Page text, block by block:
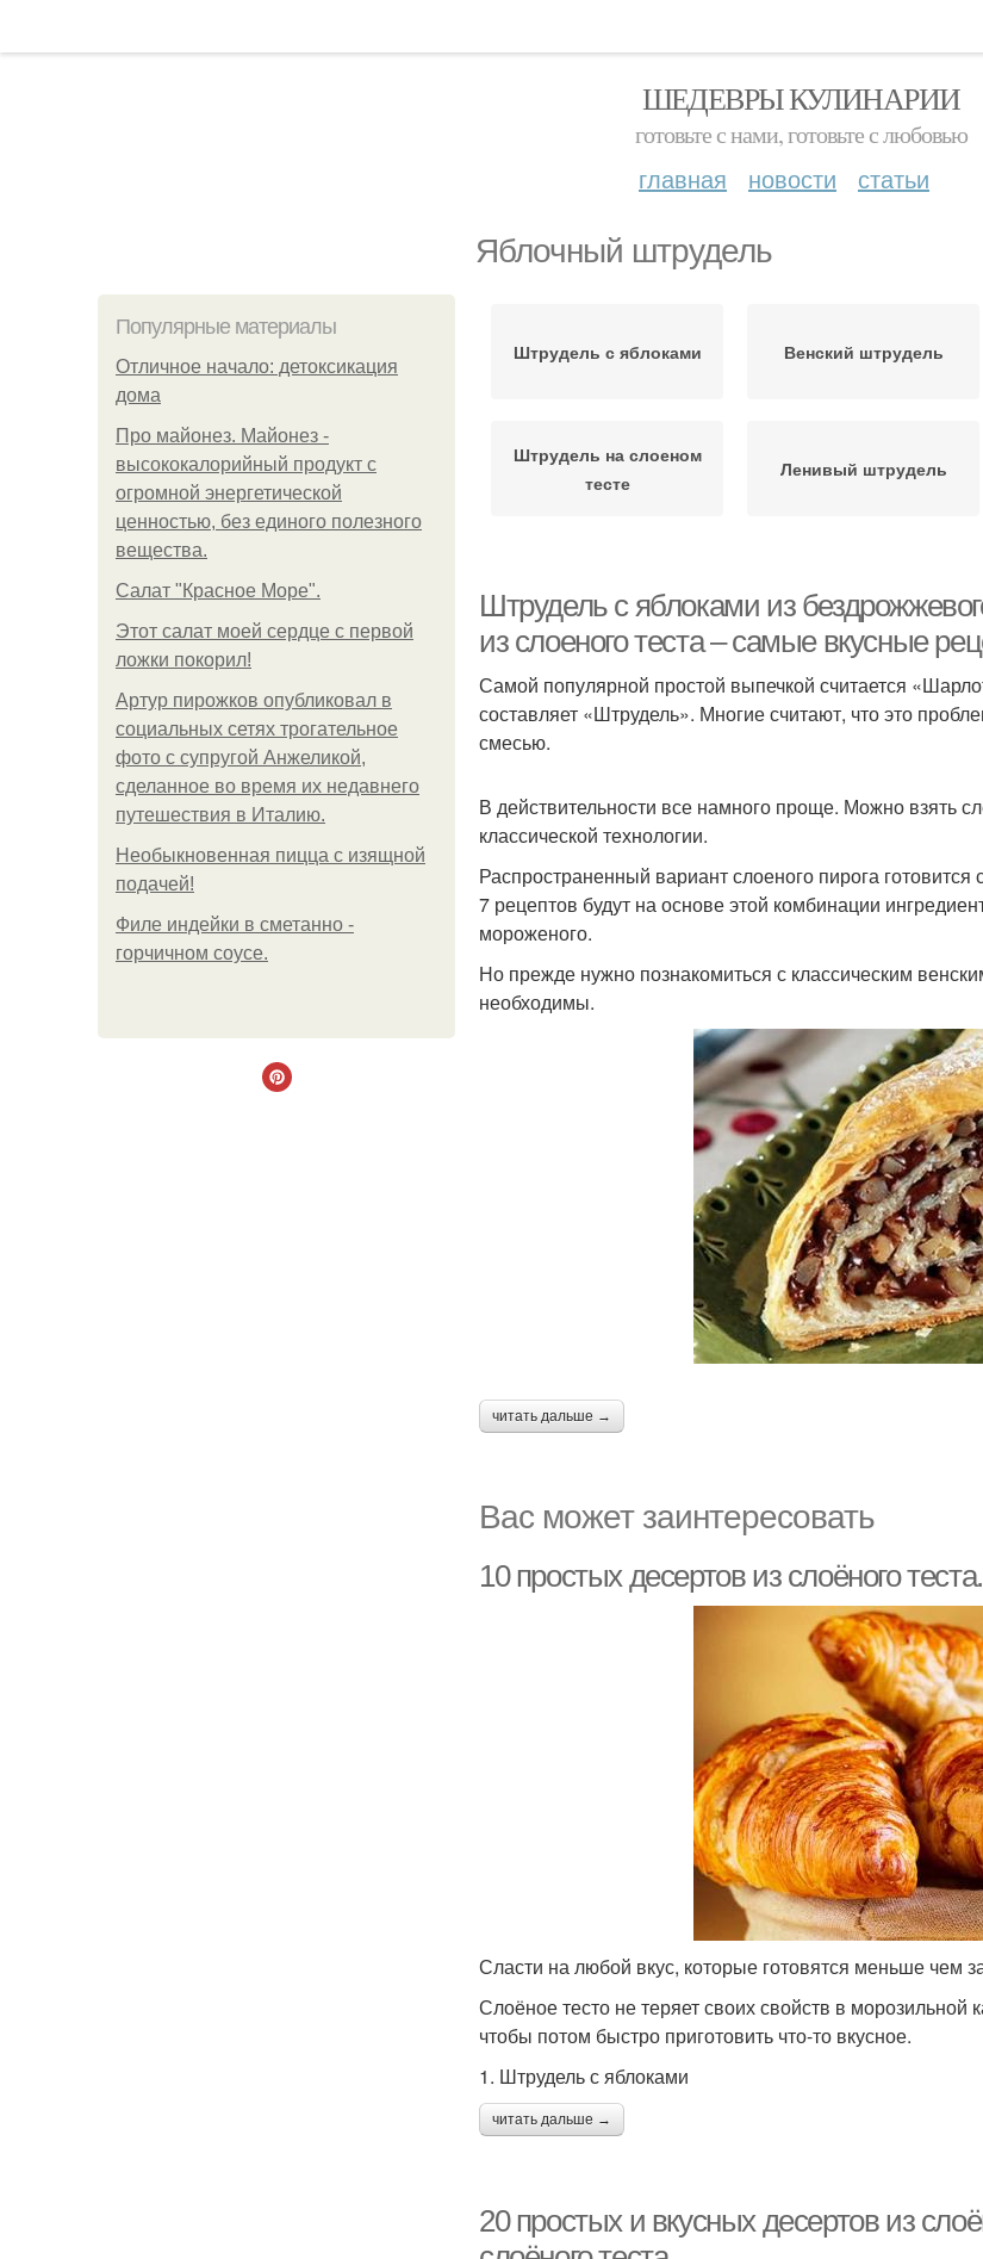
ШЕДЕВРЫ КУЛИНАРИИ
готовьте с нами, готовьте с любовью
главная новости статьи
Яблочный штрудель
Популярные материалы
Отличное начало: детоксикация
дома
Про майонез. Майонез -
высококалорийный продукт с
огромной энергетической
ценностью, без единого полезного
вещества.
Салат "Красное Море".
Этот салат моей сердце с первой
ложки покорил!
Артур пирожков опубликовал в
социальных сетях трогательное
фото с супругой Анжеликой,
сделанное во время их недавнего
путешествия в Италию.
Необыкновенная пицца с изящной
подачей!
Филе индейки в сметанно -
горчичном соусе.
Штрудель с яблоками Венский штрудель
Штрудель на слоеном
тесте
Ленивый штрудель
Штрудель с яблоками из
из слоеного теста – самые вкусные
Самой популярной простой выпечкой считается
составляет «Штрудель». Многие считают, что это
смесью.
В действительности все намного проще. Можно взять
классической технологии.
Распространенный вариант слоеного пирога
7 рецептов будут на основе этой комбинации
мороженого.
Но прежде нужно познакомиться с классическим
необходимы.
читать дальше →
Вас может заинтересовать
10 простых десертов из слоёного
Сласти на любой вкус, которые готовятся меньше чем
Слоёное тесто не теряет своих свойств в морозильной
чтобы потом быстро приготовить что-то вкусное.
1. Штрудель с яблоками
читать дальше →
20 простых и вкусных десертов из